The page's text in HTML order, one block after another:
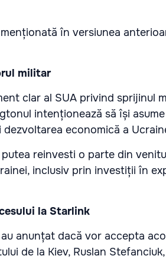
în versiunea
militar
clar al SUA privind sprijinul
intenționează să își
economică a
putea reinvesti o parte din
inclusiv prin investiții în
la Starlink
anunțat dacă vor accepta
de la Kiev, Ruslan